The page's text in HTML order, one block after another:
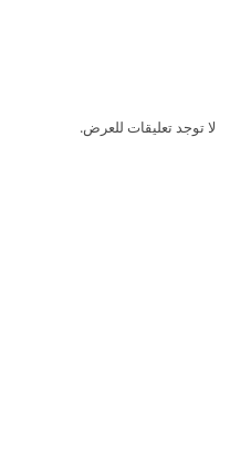
لا توجد تعليقات للعرض.